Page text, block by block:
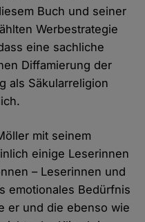
Buch und seiner
Werbestrategie
eine sachliche
Diffamierung der
als Säkularreligion
mit seinem
einige Leserinnen
– Leserinnen und
emotionales Bedürfnis
er und die ebenso wie